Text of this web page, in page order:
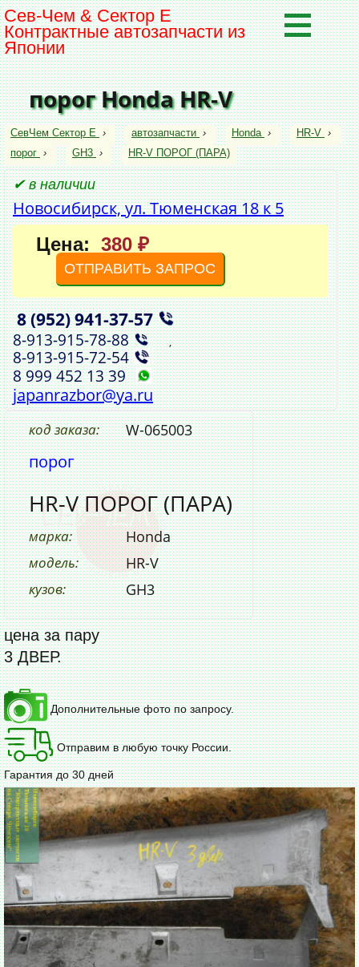
Сев-Чем & Сектор Е
Контрактные автозапчасти из
Японии
порог Honda HR-V
СевЧем Сектор Е › автозапчасти › Honda › HR-V ›
порог › GH3 › HR-V ПОРОГ (ПАРА)
✔ в наличии
Новосибирск, ул. Тюменская 18 к 5
Цена: 380 ₽
ОТПРАВИТЬ ЗАПРОС
8 (952)941‑37‑57 ,
8‑913‑915‑78‑88 ,
8‑913‑915‑72‑54
8 999 452 13 39
japanrazbor@ya.ru
код заказа: W-065003
порог
HR-V ПОРОГ (ПАРА)
марка: Honda
модель: HR-V
кузов: GH3
цена за пару
3 ДВЕР.
Дополнительные фото по запросу.
Отправим в любую точку России.
Гарантия до 30 дней